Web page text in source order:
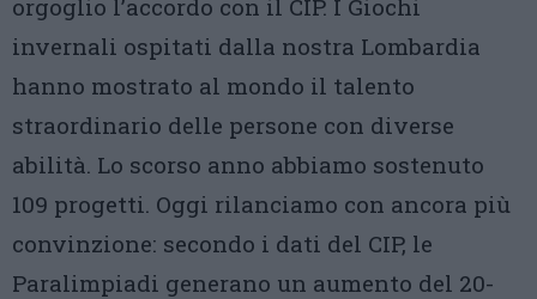
orgoglio l’accordo con il CIP. I Giochi
invernali ospitati dalla nostra Lombardia
hanno mostrato al mondo il talento
straordinario delle persone con diverse
abilità. Lo scorso anno abbiamo sostenuto
109 progetti. Oggi rilanciamo con ancora più
convinzione: secondo i dati del CIP, le
Paralimpiadi generano un aumento del 20-